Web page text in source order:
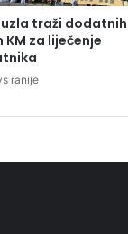
traži dodatnih
KM za liječenje
ranije